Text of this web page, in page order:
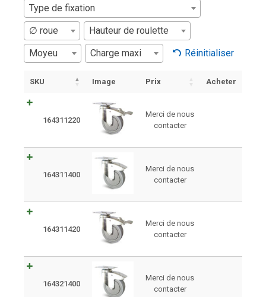
Type de fixation
∅ roue
Hauteur de roulette
Moyeu
Charge maxi Réinitialiser
SKU Image Prix Acheter
164311220
Merci de nous
contacter
164311400
Merci de nous
contacter
164311420
Merci de nous
contacter
164321400
Merci de nous
contacter